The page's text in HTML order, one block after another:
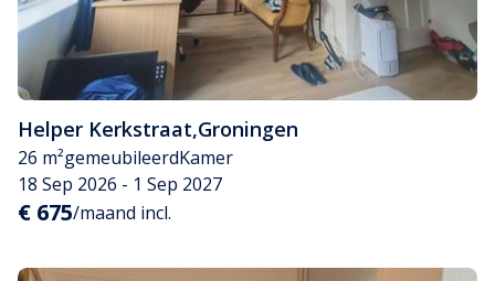
Helper Kerkstraat,Groningen
26 m²gemeubileerdKamer
18 Sep 2026 - 1 Sep 2027
€ 675/maand incl.